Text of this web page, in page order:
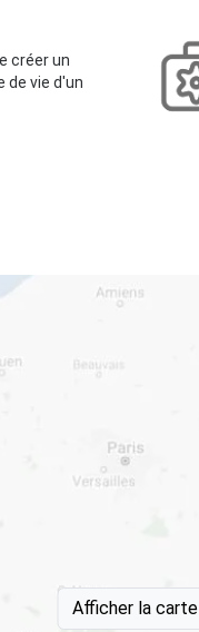
créer un
de vie d'un
Afficher la carte